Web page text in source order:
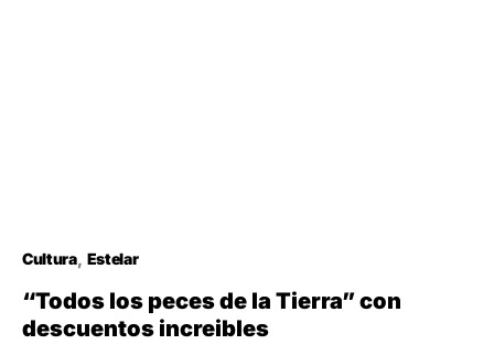
Cultura Estelar
“Todos los peces de la Tierra” con
descuentos increibles